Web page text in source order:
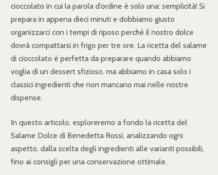
cioccolato in cui la parola d’ordine è solo una: semplicità! Si
prepara in appena dieci minuti e dobbiamo giusto
organizzarci con i tempi di riposo perché il nostro dolce
dovrà compattarsi in frigo per tre ore. La ricetta del salame
di cioccolato è perfetta da preparare quando abbiamo
voglia di un dessert sfizioso, ma abbiamo in casa solo i
classici ingredienti che non mancano mai nelle nostre
dispense.
In questo articolo, esploreremo a fondo la ricetta del
Salame Dolce di Benedetta Rossi, analizzando ogni
aspetto, dalla scelta degli ingredienti alle varianti possibili,
fino ai consigli per una conservazione ottimale.